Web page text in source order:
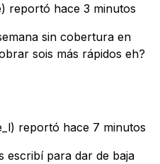
reportó hace 3 minutos
sin cobertura en
sois más rápidos eh?
reportó hace 7 minutos
escribí para dar de baja